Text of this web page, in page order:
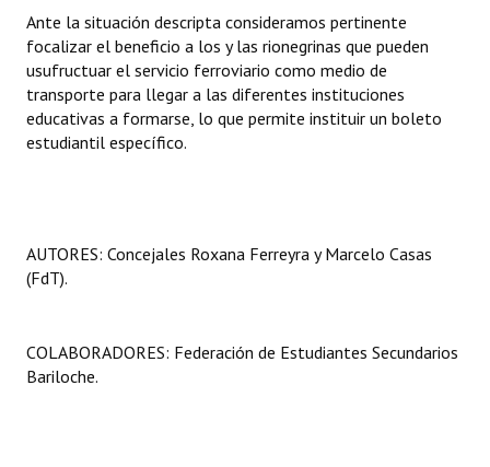
Bariloche, Municipio intercultural
Entrega de distinciones
REFORMA DE LA CARTA ORGÁNICA
Ante la situación descripta consideramos pertinente
focalizar el beneficio a los y las rionegrinas que pueden
usufructuar el servicio ferroviario como medio de
transporte para llegar a las diferentes instituciones
educativas a formarse, lo que permite instituir un boleto
estudiantil específico.
AUTORES: Concejales Roxana Ferreyra y Marcelo Casas
(FdT).
COLABORADORES: Federación de Estudiantes Secundarios
Bariloche.